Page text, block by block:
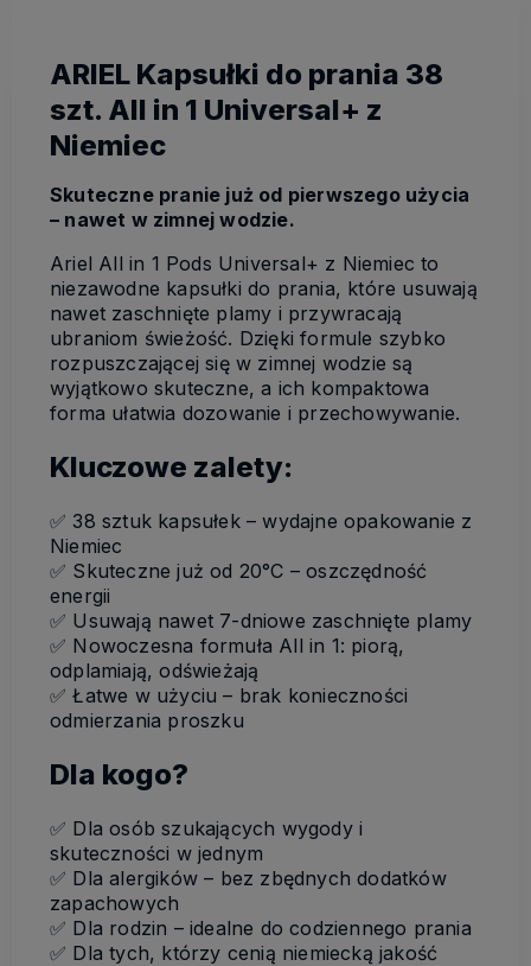
ARIEL Kapsułki do prania 38
szt. All in 1 Universal+ z
Niemiec
Skuteczne pranie już od pierwszego użycia
– nawet w zimnej wodzie.
Ariel All in 1 Pods Universal+ z Niemiec to
niezawodne kapsułki do prania, które usuwają
nawet zaschnięte plamy i przywracają
ubraniom świeżość. Dzięki formule szybko
rozpuszczającej się w zimnej wodzie są
wyjątkowo skuteczne, a ich kompaktowa
forma ułatwia dozowanie i przechowywanie.
Kluczowe zalety:
✅ 38 sztuk kapsułek – wydajne opakowanie z
Niemiec
✅ Skuteczne już od 20°C – oszczędność
energii
✅ Usuwają nawet 7-dniowe zaschnięte plamy
✅ Nowoczesna formuła All in 1: piorą,
odplamiają, odświeżają
✅ Łatwe w użyciu – brak konieczności
odmierzania proszku
Dla kogo?
✅ Dla osób szukających wygody i
skuteczności w jednym
✅ Dla alergików – bez zbędnych dodatków
zapachowych
✅ Dla rodzin – idealne do codziennego prania
✅ Dla tych, którzy cenią niemiecką jakość